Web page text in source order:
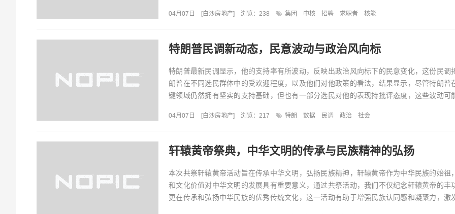
04月07日 [白沙房地产] 浏览：238 集团 中核 招聘 求职者 核能
特朗普民调新动态，民意波动与政治风向标
特朗普最新民调显示，他的支持率有所波动，反映出政治风向标下的民意变化，这份民调
朗普在不同选民群体中的受欢迎程度，以及他们对他政策的看法，结果显示，尽管特朗普
键领域仍然拥有坚实的支持基础，但也有一部分选民对他的表现持批评态度，这些波动可
04月07日 [白沙房地产] 浏览：217 特朗 数据 民调 政治 社会
轩辕黄帝祭典，中华文明的传承与民族精神的弘扬
本次共祭轩辕黄帝活动旨在传承中华文明，弘扬民族精神，轩辕黄帝作为中华民族的始祖
和文化价值对中华文明的发展具有重要意义，通过共祭活动，我们不仅纪念轩辕黄帝的丰
更在传承和弘扬中华民族的优秀传统文化，这一活动有助于增强民族认同感和凝聚力，激